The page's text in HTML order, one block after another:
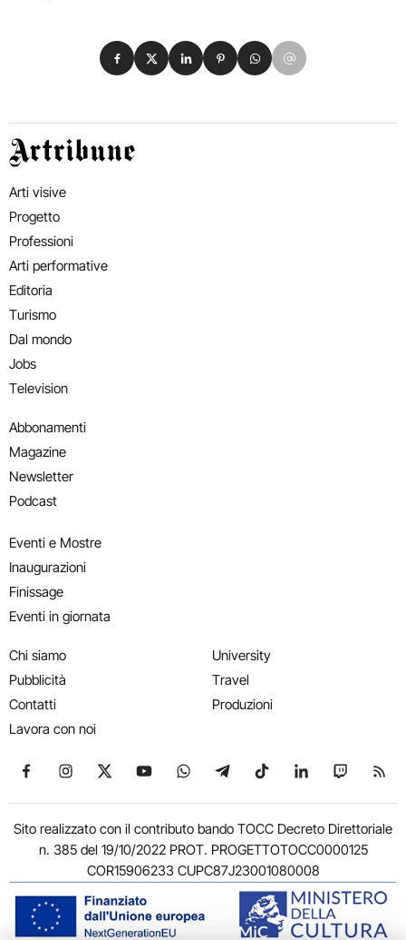
Condividi su Facebook
Condividi su X
Condividi su LinkedIn
Condividi su Pinterest
Condividi su WhatsApp
Condividi su Email
Artribune
Arti visive
Progetto
Professioni
Arti performative
Editoria
Turismo
Dal mondo
Jobs
Television
Abbonamenti
Magazine
Newsletter
Podcast
Eventi e Mostre
Inaugurazioni
Finissage
Eventi in giornata
Chi siamo
Pubblicità
Contatti
Lavora con noi
University
Travel
Produzioni
Seguici su Facebook
Seguici su Instagram
Seguici su X
Seguici su YouTube
Seguici su WhatsApp
Seguici su Telegram
Seguici su TikTok
Seguici su
Seguici
Sito realizzato con il contributo bando TOCC Decreto Direttoriale
n. 385 del 19/10/2022 PROT. PROGETTOTOCC0000125
COR15906233 CUPC87J23001080008